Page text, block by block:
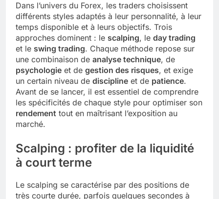
Dans l’univers du Forex, les traders choisissent
différents styles adaptés à leur personnalité, à leur
temps disponible et à leurs objectifs. Trois
approches dominent : le scalping, le day trading
et le swing trading. Chaque méthode repose sur
une combinaison de analyse technique, de
psychologie et de gestion des risques, et exige
un certain niveau de discipline et de patience.
Avant de se lancer, il est essentiel de comprendre
les spécificités de chaque style pour optimiser son
rendement tout en maîtrisant l’exposition au
marché.
Scalping : profiter de la liquidité
à court terme
Le scalping se caractérise par des positions de
très courte durée, parfois quelques secondes à